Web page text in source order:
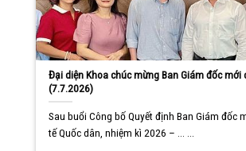
Đại diện Khoa chúc mừng Ban Giám đốc mới
(7.7.2026)
Sau buổi Công bố Quyết định Ban Giám đốc
tế Quốc dân, nhiệm kì 2026 – ... ...